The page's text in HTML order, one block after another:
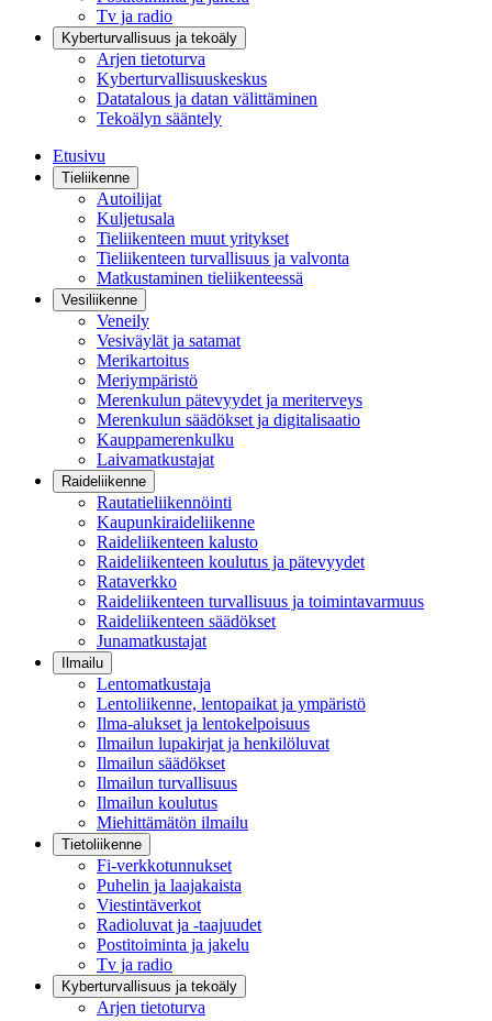
Tv ja radio
Kyberturvallisuus ja tekoäly
Arjen tietoturva
Kyberturvallisuuskeskus
Datatalous ja datan välittäminen
Tekoälyn sääntely
Etusivu
Tieliikenne
Autoilijat
Kuljetusala
Tieliikenteen muut yritykset
Tieliikenteen turvallisuus ja valvonta
Matkustaminen tieliikenteessä
Vesiliikenne
Veneily
Vesiväylät ja satamat
Merikartoitus
Meriympäristö
Merenkulun pätevyydet ja meriterveys
Merenkulun säädökset ja digitalisaatio
Kauppamerenkulku
Laivamatkustajat
Raideliikenne
Rautatieliikennöinti
Kaupunkiraideliikenne
Raideliikenteen kalusto
Raideliikenteen koulutus ja pätevyydet
Rataverkko
Raideliikenteen turvallisuus ja toimintavarmuus
Raideliikenteen säädökset
Junamatkustajat
Ilmailu
Lentomatkustaja
Lentoliikenne, lentopaikat ja ympäristö
Ilma-alukset ja lentokelpoisuus
Ilmailun lupakirjat ja henkilöluvat
Ilmailun säädökset
Ilmailun turvallisuus
Ilmailun koulutus
Miehittämätön ilmailu
Tietoliikenne
Fi-verkkotunnukset
Puhelin ja laajakaista
Viestintäverkot
Radioluvat ja -taajuudet
Postitoiminta ja jakelu
Tv ja radio
Kyberturvallisuus ja tekoäly
Arjen tietoturva